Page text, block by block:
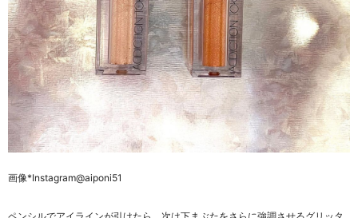
画像*Instagram@aiponi51